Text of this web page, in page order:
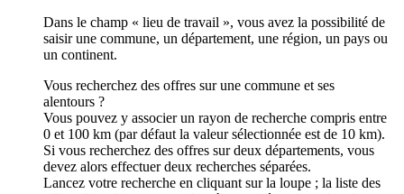
Dans le champ « lieu de travail », vous avez la possibilité de
saisir une commune, un département, une région, un pays ou
un continent.
Vous recherchez des offres sur une commune et ses
alentours ?
Vous pouvez y associer un rayon de recherche compris entre
0 et 100 km (par défaut la valeur sélectionnée est de 10 km).
Si vous recherchez des offres sur deux départements, vous
devez alors effectuer deux recherches séparées.
Lancez votre recherche en cliquant sur la loupe ; la liste des